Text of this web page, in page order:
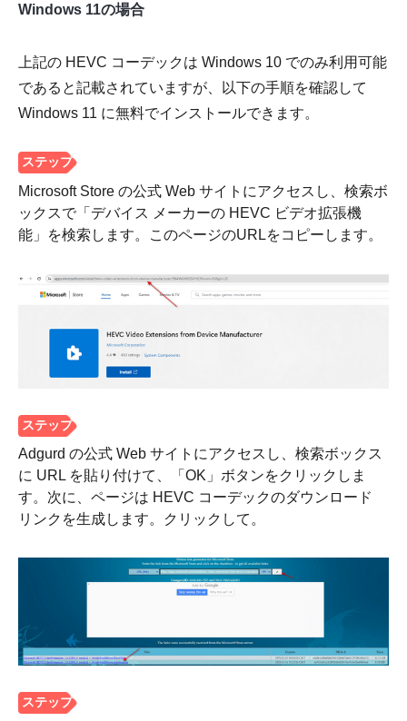
Windows 11の場合
上記の HEVC コーデックは Windows 10 でのみ利用可能
であると記載されていますが、以下の手順を確認して
Windows 11 に無料でインストールできます。
Microsoft Store の公式 Web サイトにアクセスし、検索ボ
ックスで「デバイス メーカーの HEVC ビデオ拡張機
能」を検索します。このページのURLをコピーします。
Adgurd の公式 Web サイトにアクセスし、検索ボックス
に URL を貼り付けて、「OK」ボタンをクリックしま
す。次に、ページは HEVC コーデックのダウンロード
リンクを生成します。クリックして。